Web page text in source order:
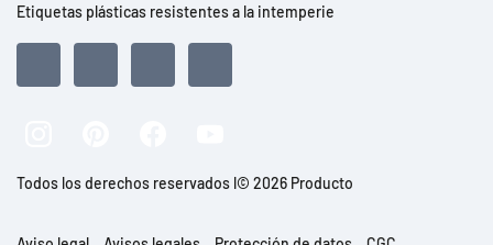
Etiquetas plásticas resistentes a la intemperie
Todos los derechos reservados l© 2026 Producto